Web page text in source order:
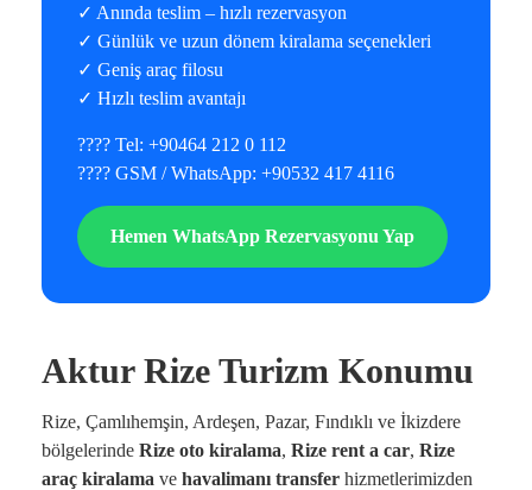
✓ Anında teslim – hızlı rezervasyon
✓ Günlük ve uzun dönem kiralama seçenekleri
✓ Geniş araç filosu
✓ Hızlı teslim avantajı
???? Tel: +90464 212 0 112
???? GSM / WhatsApp: +90532 417 4116
Hemen WhatsApp Rezervasyonu Yap
Aktur Rize Turizm Konumu
Rize, Çamlıhemşin, Ardeşen, Pazar, Fındıklı ve İkizdere
bölgelerinde Rize oto kiralama, Rize rent a car, Rize
araç kiralama ve havalimanı transfer hizmetlerimizden